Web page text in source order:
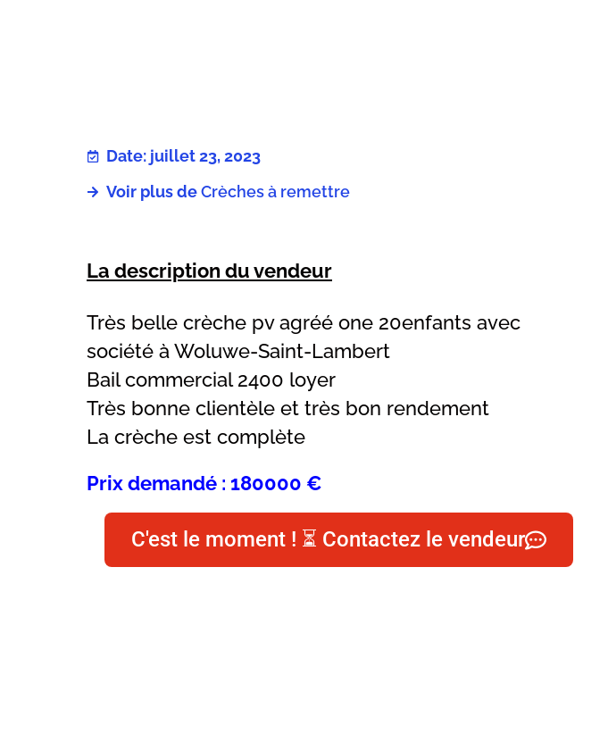
Date: juillet 23, 2023
Voir plus deCrèches à remettre
La description du vendeur
Très belle crèche pv agréé one 20enfants avec
société à Woluwe-Saint-Lambert
Bail commercial 2400 loyer
Très bonne clientèle et très bon rendement
La crèche est complète
Prix demandé : 180000 €
C'est le moment ! ⏳ Contactez le vendeur